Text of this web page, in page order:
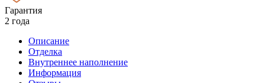
Гарантия
2 года
Описание
Отделка
Внутреннее наполнение
Информация